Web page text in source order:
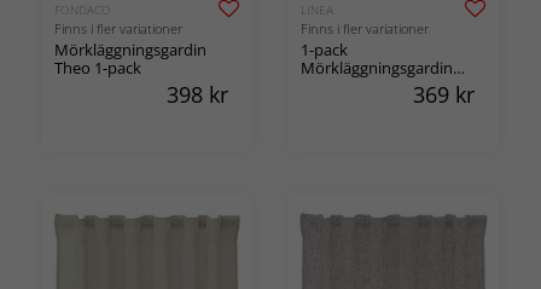
FONDACO
Finns i fler variationer
Mörkläggningsgardin
Theo 1-pack
398 kr
LINEA
Finns i fler variationer
1-pack
Mörkläggningsgardin
369 kr